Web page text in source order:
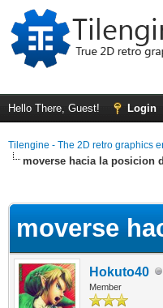
Hello There, Guest! Login
Tilengine - The 2D retro graphics
moverse hacia la posicion
moverse
Hokuto40
Member